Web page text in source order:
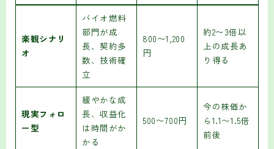
楽観シナリ
オ
バイオ燃料
部門が成
長、契約多
数、技術確
立
800〜1,200
円
約2〜3倍以
上の成長あ
り得る
現実フォロ
ー型
緩やかな成
長、収益化
は時間がか
かる
500〜700円
今の株価か
ら1.1〜1.5倍
前後